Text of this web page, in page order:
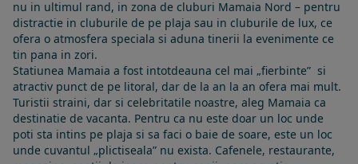
nu in ultimul rand, in zona de cluburi Mamaia Nord – pentru
distractie in cluburile de pe plaja sau in cluburile de lux, ce
ofera o atmosfera speciala si aduna tinerii la evenimente ce
tin pana in zori.
Statiunea Mamaia a fost intotdeauna cel mai „fierbinte” si
atractiv punct de pe litoral, dar de la an la an ofera mai mult.
Turistii straini, dar si celebritatile noastre, aleg Mamaia ca
destinatie de vacanta. Pentru ca nu este doar un loc unde
poti sta intins pe plaja si sa faci o baie de soare, este un loc
unde cuvantul „plictiseala” nu exista. Cafenele, restaurante,